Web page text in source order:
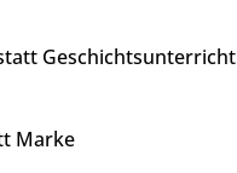
Geschichtsunterricht
Marke